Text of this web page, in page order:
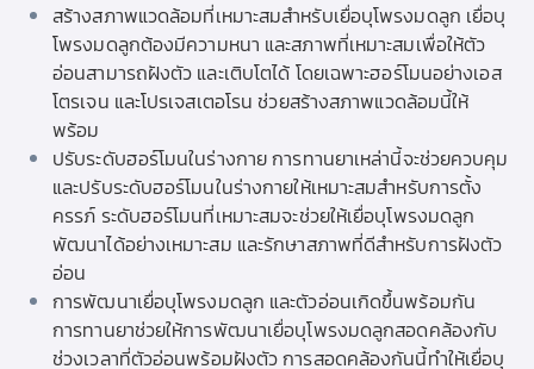
สร้างสภาพแวดล้อมที่เหมาะสมสำหรับเยื่อบุโพรงมดลูก เยื่อบุ
โพรงมดลูกต้องมีความหนา และสภาพที่เหมาะสมเพื่อให้ตัว
อ่อนสามารถฝังตัว และเติบโตได้ โดยเฉพาะฮอร์โมนอย่างเอส
โตรเจน และโปรเจสเตอโรน ช่วยสร้างสภาพแวดล้อมนี้ให้
พร้อม
ปรับระดับฮอร์โมนในร่างกาย การทานยาเหล่านี้จะช่วยควบคุม
และปรับระดับฮอร์โมนในร่างกายให้เหมาะสมสำหรับการตั้ง
ครรภ์ ระดับฮอร์โมนที่เหมาะสมจะช่วยให้เยื่อบุโพรงมดลูก
พัฒนาได้อย่างเหมาะสม และรักษาสภาพที่ดีสำหรับการฝังตัว
อ่อน
การพัฒนาเยื่อบุโพรงมดลูก และตัวอ่อนเกิดขึ้นพร้อมกัน
การทานยาช่วยให้การพัฒนาเยื่อบุโพรงมดลูกสอดคล้องกับ
ช่วงเวลาที่ตัวอ่อนพร้อมฝังตัว การสอดคล้องกันนี้ทำให้เยื่อบุ